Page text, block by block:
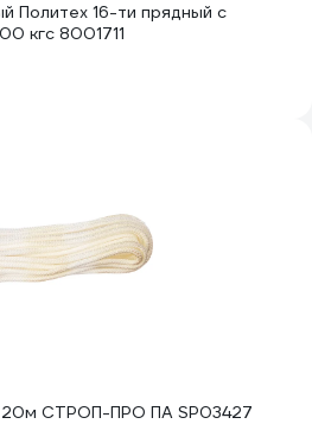
Политех 16-ти прядный с
кгс 8001711
20м СТРОП-ПРО ПА SP03427